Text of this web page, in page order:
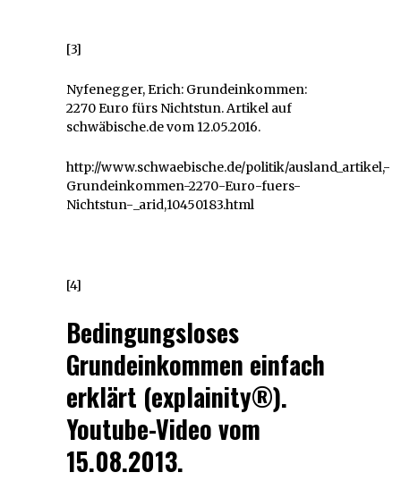
[3]
Nyfenegger, Erich: Grundeinkommen:
2270 Euro fürs Nichtstun. Artikel auf
schwäbische.de vom 12.05.2016.
http://www.schwaebische.de/politik/ausland_artikel,-
Grundeinkommen-2270-Euro-fuers-
Nichtstun-_arid,10450183.html
[4]
Bedingungsloses
Grundeinkommen einfach
erklärt (explainity®).
Youtube-Video vom
15.08.2013.